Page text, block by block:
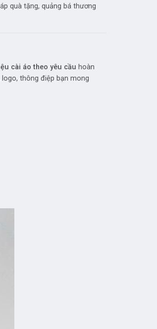
quà tặng, quảng bá thương
cài áo theo yêu cầu hoàn
thông điệp bạn mong